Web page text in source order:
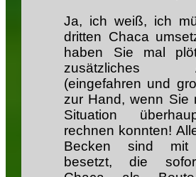
Ja, ich weiß, ich
dritten Chaca
haben Sie mal
zusätzliches
(eingefahren und
zur Hand, wenn Sie
Situation
rechnen konnten!
Becken sind mit
besetzt, die